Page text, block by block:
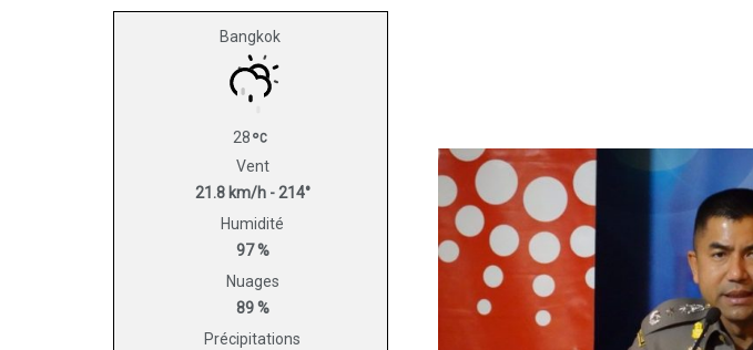
Bangkok
28
Vent
21.8 km/h - 214°
Humidité
97 %
Nuages
89 %
Précipitations